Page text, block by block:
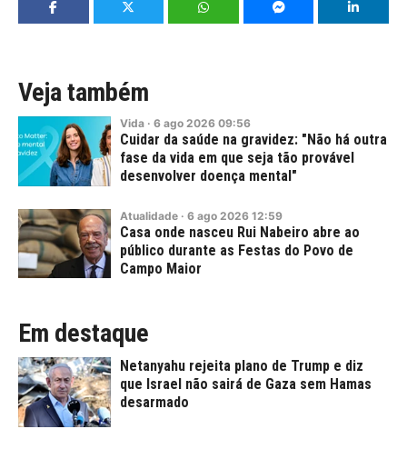
Veja também
Vida · 6 ago 2026 09:56
Cuidar da saúde na gravidez: "Não há outra
fase da vida em que seja tão provável
desenvolver doença mental"
Atualidade · 6 ago 2026 12:59
Casa onde nasceu Rui Nabeiro abre ao
público durante as Festas do Povo de
Campo Maior
Em destaque
Netanyahu rejeita plano de Trump e diz
que Israel não sairá de Gaza sem Hamas
desarmado